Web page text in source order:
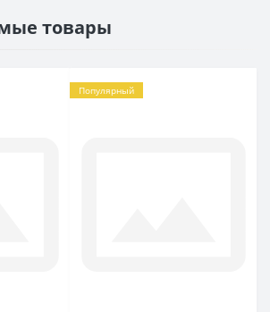
товары
Популярный